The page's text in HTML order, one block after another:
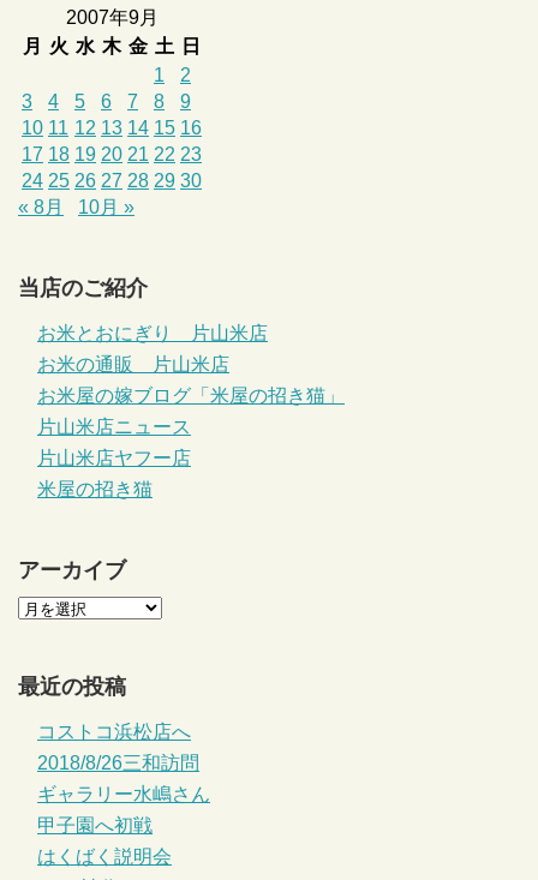
2007年9月
月
火 水 木 金 土
日
1
2
3
4 5 6 7 8
9
10 11 12 13 14 15 16
17 18 19 20 21 22 23
24 25 26 27 28 29 30
« 8月
10月 »
当店のご紹介
お米とおにぎり 片山米店
お米の通販 片山米店
お米屋の嫁ブログ「米屋の招き猫」
片山米店ニュース
片山米店ヤフー店
米屋の招き猫
アーカイブ
最近の投稿
コストコ浜松店へ
2018/8/26三和訪問
ギャラリー水嶋さん
甲子園へ初戦
はくばく説明会